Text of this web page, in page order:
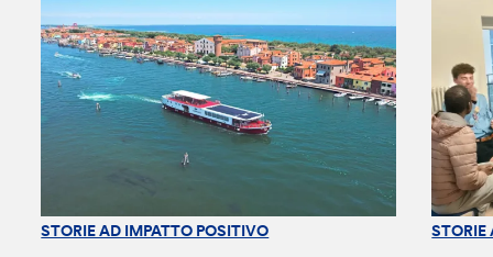
STORIE AD IMPATTO POSITIVO STORIE